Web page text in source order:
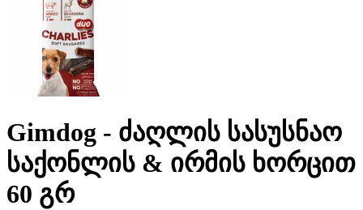
Gimdog - ძაღლის სასუსნაო
საქონლის & ირმის ხორცით
60 გრ